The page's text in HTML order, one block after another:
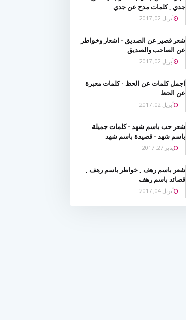
جدي , كلمات مدح عن جدي
أبريل 02, 2017
شعر قصير عن الصديق - اشعار وخواطر
عن الصاحب والصديق
أبريل 02, 2017
اجمل كلمات عن الحظ - كلمات معبرة
عن الحظ
أبريل 02, 2017
شعر حب باسم شهد - كلمات جميلة
باسم شهد - قصيدة باسم شهد
يناير 27, 2017
شعر باسم رهف , خواطر باسم رهف ,
قصائد باسم رهف
أبريل 04, 2017